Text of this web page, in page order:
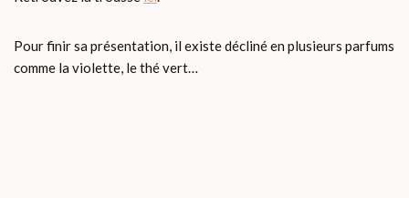
Pour finir sa présentation, il existe décliné en plusieurs parfums
comme la violette, le thé vert…